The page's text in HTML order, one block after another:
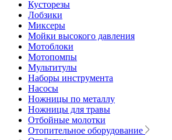
Кусторезы
Лобзики
Миксеры
Мойки высокого давления
Мотоблоки
Мотопомпы
Мультитулы
Наборы инструмента
Насосы
Ножницы по металлу
Ножницы для травы
Отбойные молотки
Отопительное оборудование